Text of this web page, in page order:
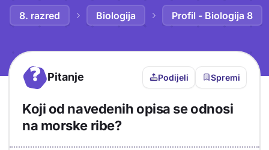
8. razred Biologija Profil - Biologija 8
? Pitanje Podijeli Spremi
Koji od navedenih opisa se odnosi
na morske ribe?